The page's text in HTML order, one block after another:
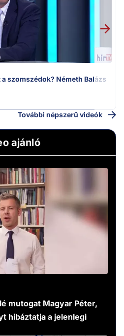
szomszédok? Németh Balázs
További népszerű videók
ajánló
mutogat Magyar Péter,
hibáztatja a jelenlegi